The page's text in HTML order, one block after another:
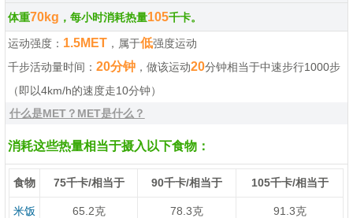
体重70kg ，每小时消耗热量105千卡。
运动强度： 1.5MET ，属于低强度运动
千步活动量时间：20分钟 ，做该运动20分钟相当于中速步行1000步
（即以4km/h的速度走10分钟）
什么是MET？MET是什么？
消耗这些热量相当于摄入以下食物：
食物 75千卡/相当于 90千卡/相当于 105千卡/相当于
米饭 65.2克 78.3克 91.3克